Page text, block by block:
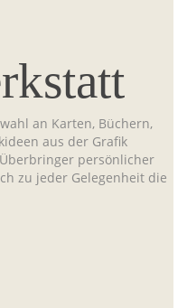
an Karten, Büchern,
aus der Grafik
persönlicher
zu jeder Gelegenheit die